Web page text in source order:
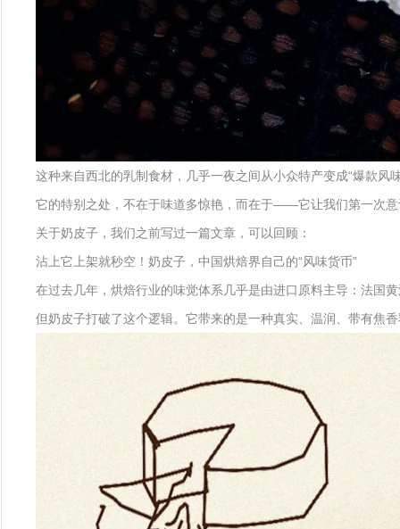
这种来自西北的乳制食材，几乎一夜之间从小众特产变成“爆款风
它的特别之处，不在于味道多惊艳，而在于——它让我们第一次意
关于奶皮子，我们之前写过一篇文章，可以回顾：
沾上它上架就秒空！奶皮子，中国烘焙界自己的“风味货币”
在过去几年，烘焙行业的味觉体系几乎是由进口原料主导：法国
但奶皮子打破了这个逻辑。它带来的是一种真实、温润、带有焦